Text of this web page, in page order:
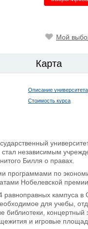
Мой
Карта
Описание университета
Стоимость курса
независимым
Билля о правах.
программами по
Нобелевской
кампуса
для учебы,
библиотеки,
и игровые